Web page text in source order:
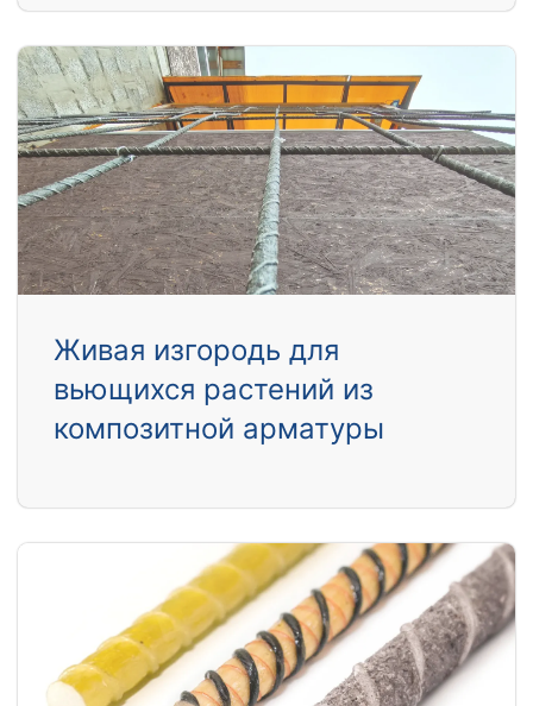
Живая изгородь для
вьющихся растений из
композитной арматуры